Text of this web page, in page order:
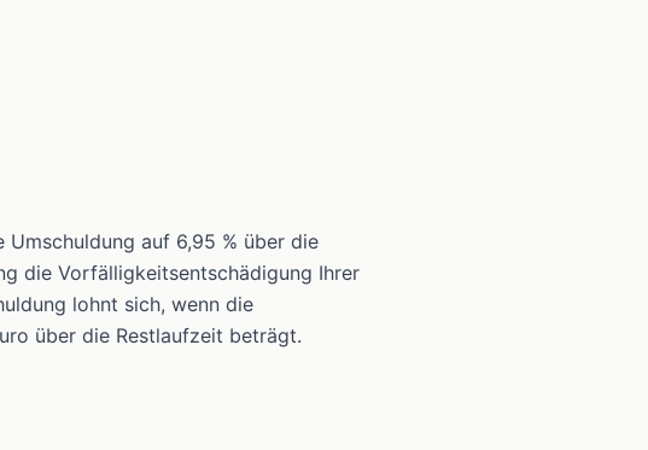
auf 6,95 % über die
die Vorfälligkeitsentschädigung Ihrer
lohnt sich, wenn die
über die Restlaufzeit beträgt.